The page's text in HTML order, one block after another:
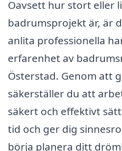
Oavsett hur stort eller
badrumsprojekt är, är
anlita professionella
erfarenhet av
Österstad. Genom att
säkerställer du att
säkert och effektivt
tid och ger dig
börja planera ditt